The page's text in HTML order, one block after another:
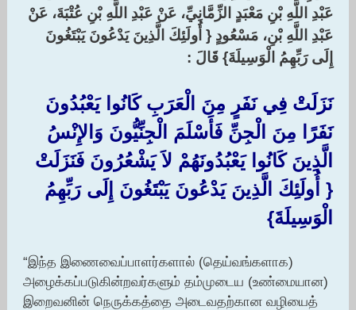
عَبْدِ اللَّهِ بْنِ مَعْبَدٍ الزِّمَّانِيِّ، عَنْ عَبْدِ اللَّهِ بْنِ عُتْبَةَ، عَنْ
عَبْدِ اللَّهِ بْنِ، مَسْعُودٍ ‏{‏ أُولَئِكَ الَّذِينَ يَدْعُونَ يَبْتَغُونَ
إِلَى رَبِّهِمُ الْوَسِيلَةَ‏}‏ قَالَ :‏ ‏
نَزَلَتْ فِي نَفَرٍ مِنَ الْعَرَبِ كَانُوا يَعْبُدُونَ
نَفَرًا مِنَ الْجِنِّ فَأَسْلَمَ الْجِنِّيُّونَ وَالإِنْسُ
الَّذِينَ كَانُوا يَعْبُدُونَهُمْ لاَ يَشْعُرُونَ فَنَزَلَتْ
‏{‏ أُولَئِكَ الَّذِينَ يَدْعُونَ يَبْتَغُونَ إِلَى رَبِّهِمُ
الْوَسِيلَةَ‏}‏
“இந்த இணைவைப்பாளர்களால் (தெய்வங்களாக)
அழைக்கப்படுகின்றவர்களும் தம்முடைய (உண்மையான)
இறைவனின் நெருக்கத்தை அடைவதற்கான வழியைத்